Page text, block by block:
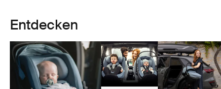
Entdecken